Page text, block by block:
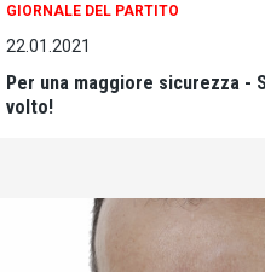
GIORNALE DEL PARTITO
22.01.2021
Per una maggiore sicurezza -
volto!